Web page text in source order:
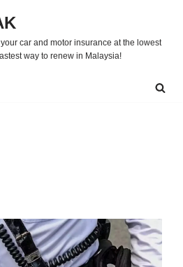
car and motor insurance at the lowest
way to renew in Malaysia!